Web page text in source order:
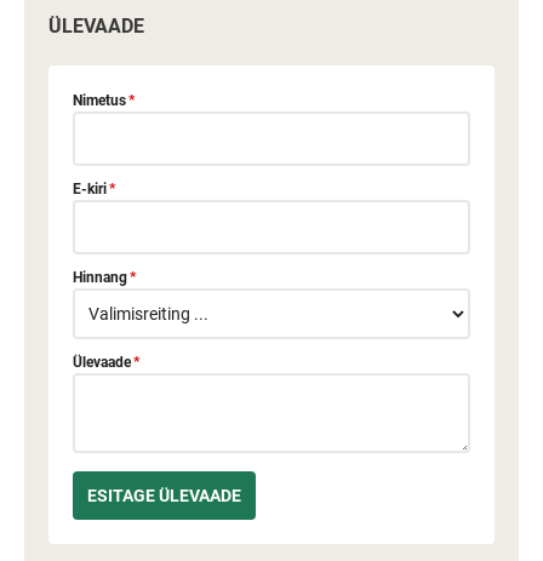
ÜLEVAADE
Nimetus*
E-kiri*
Hinnang*
Ülevaade*